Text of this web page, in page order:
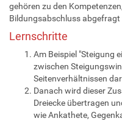
gehören zu den
Bildungsabschluss abgefragt
Lernschritte
Am Beispiel "Steigung
zwischen
Seitenverhältnissen
Danach wird dieser
Dreiecke übertragen
wie Ankathete,